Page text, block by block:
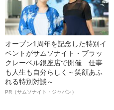
オープン1周年を記念した特別イ
ベントがサムソナイト・ブラッ
クレーベル銀座店で開催 仕事
も人生も自分らしく～笑顔あふ
れる特別対談～
PR（サムソナイト・ジャパン）